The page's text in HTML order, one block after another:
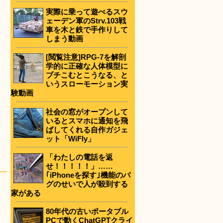
実際に乗って遊べるスウ
ェーデン軍のStrv.103戦
車を木と鉄で手作りして
しまう動画
[閲覧注意]RPG-7を解剖
学的に正確な人体模型に
ブチこむとこうなる、と
いうスローモーション実
験動画
社会の窓がオープンして
いるとスマホに通知を飛
ばしてくれる自作ガジェ
ット「WiFly」
「わたしの電話を返
せ！！！！！」……
｢iPhoneを探す｣機能のバ
グのせいで人が殺到する
家がある
80年代の古いポータブル
PCで動くChatGPTクライ